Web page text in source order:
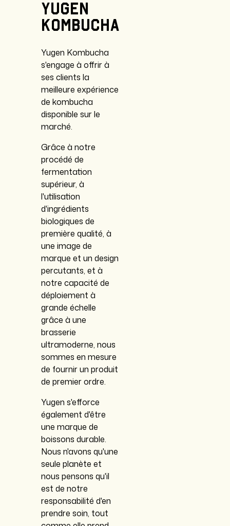
Yugen
Kombucha
Yugen Kombucha
s'engage à offrir à
ses clients la
meilleure expérience
de kombucha
disponible sur le
marché.
Grâce à notre
procédé de
fermentation
supérieur, à
l'utilisation
d'ingrédients
biologiques de
première qualité, à
une image de
marque et un design
percutants, et à
notre capacité de
déploiement à
grande échelle
grâce à une
brasserie
ultramoderne, nous
sommes en mesure
de fournir un produit
de premier ordre.
Yugen s'efforce
également d'être
une marque de
boissons durable.
Nous n'avons qu'une
seule planète et
nous pensons qu'il
est de notre
responsabilité d'en
prendre soin, tout